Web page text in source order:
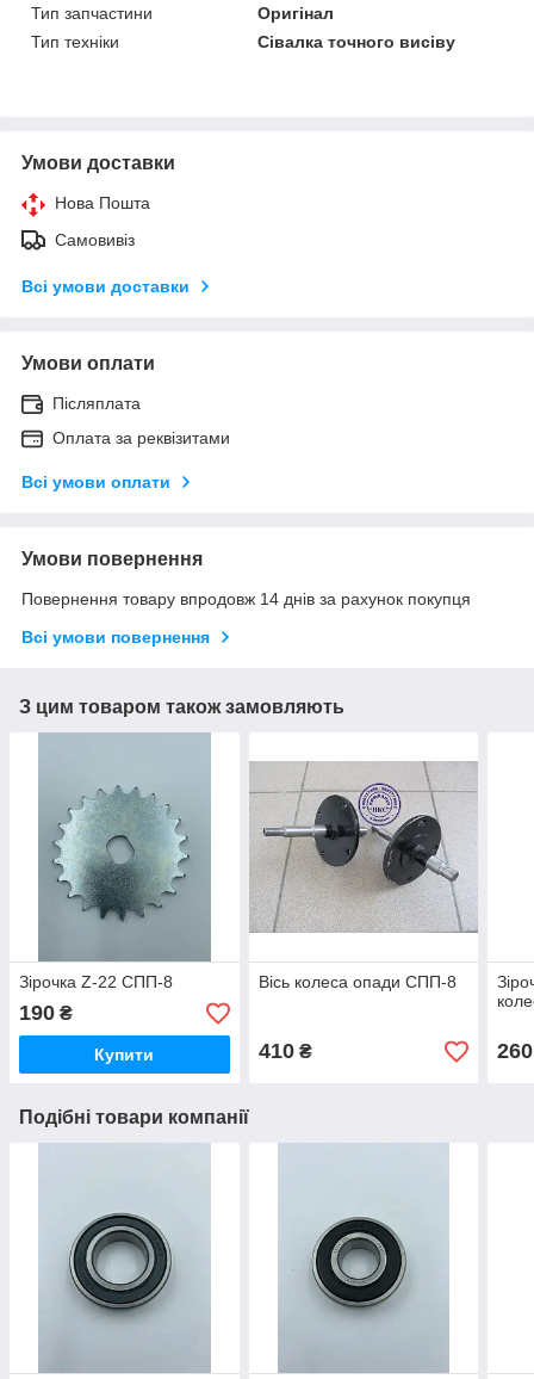
Тип запчастини
Оригінал
Тип техніки
Сівалка точного висіву
Умови доставки
Нова Пошта
Самовивіз
Всі умови доставки
Умови оплати
Післяплата
Оплата за реквізитами
Всі умови оплати
Умови повернення
Повернення товару впродовж 14 днів за рахунок покупця
Всі умови повернення
З цим товаром також замовляють
Зірочка Z-22 СПП-8
190 ₴
Купити
Вісь колеса опади СПП-8
410₴ 260
Подібні товари компанії